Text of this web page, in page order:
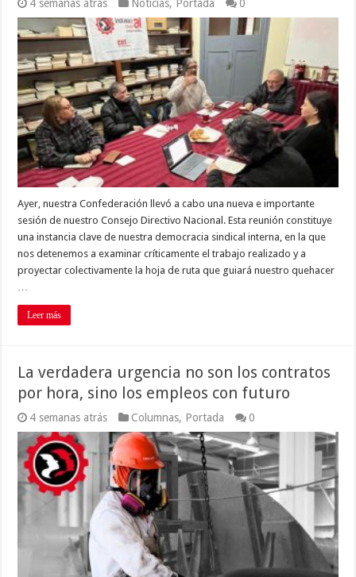
4 semanas atrás Noticias, Portada 0
Ayer, nuestra Confederación llevó a cabo una nueva e importante
sesión de nuestro Consejo Directivo Nacional. Esta reunión constituye
una instancia clave de nuestra democracia sindical interna, en la que
nos detenemos a examinar críticamente el trabajo realizado y a
proyectar colectivamente la hoja de ruta que guiará nuestro quehacer
…
Leer más
La verdadera urgencia no son los contratos
por hora, sino los empleos con futuro
4 semanas atrás Columnas, Portada 0